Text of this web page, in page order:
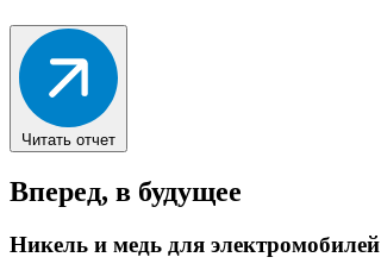
Читать отчет
Вперед, в будущее
Никель и медь для электромобилей